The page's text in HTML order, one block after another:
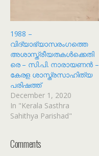
1988 –
വിദ്യാഭ്യാസരംഗത്തെ
അശാസ്ത്രീയതകൾക്കെതി
രെ – സി.പി. നാരായണൻ –
കേരള ശാസ്ത്രസാഹിത്യ
പരിഷത്ത്
December 1, 2020
In "Kerala Sasthra
Sahithya Parishad"
Comments